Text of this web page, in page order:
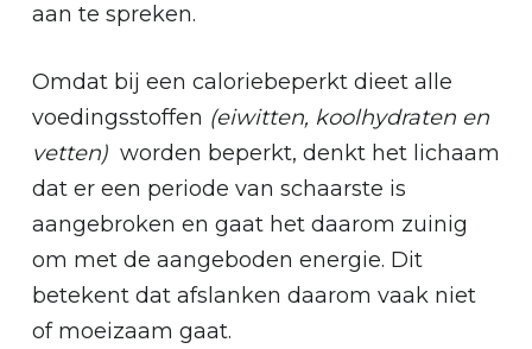
aan te spreken.
Omdat bij een caloriebeperkt dieet alle
voedingsstoffen (eiwitten, koolhydraten en
vetten)worden beperkt, denkt het lichaam
dat er een periode van schaarste is
aangebroken en gaat het daarom zuinig
om met de aangeboden energie. Dit
betekent dat afslanken daarom vaak niet
of moeizaam gaat.